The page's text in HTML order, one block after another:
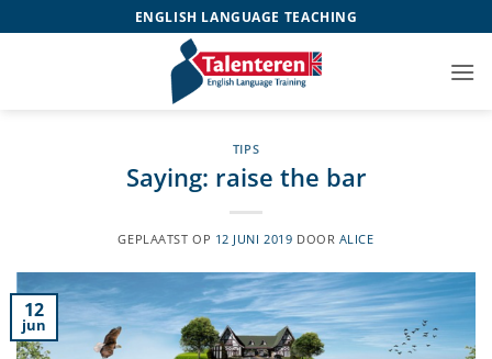
naar
ENGLISH LANGUAGE TEACHING
TIPS
Saying: raise the bar
GEPLAATST OP 12 JUNI 2019 DOOR ALICE
12
jun